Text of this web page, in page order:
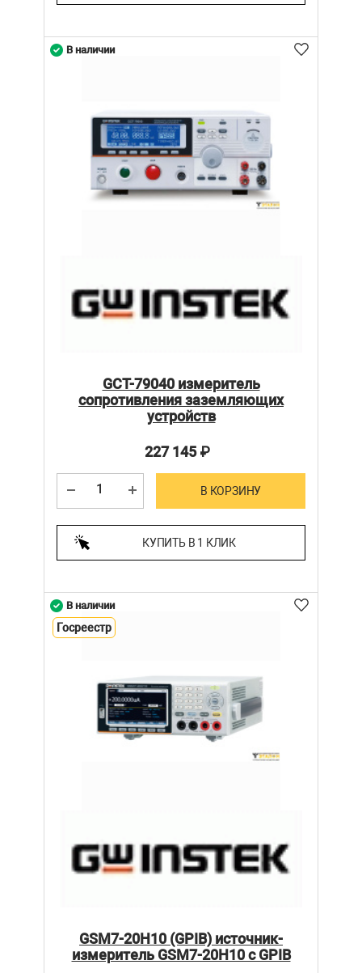
GCT-79040 измеритель
сопротивления заземляющих
устройств
227 145₽
В КОРЗИНУ
КУПИТЬ В 1 КЛИК
В наличии
GSM7-20H10 (GPIB) источник-
измеритель GSM7-20H10 с GPIB
В наличии
Госреестр